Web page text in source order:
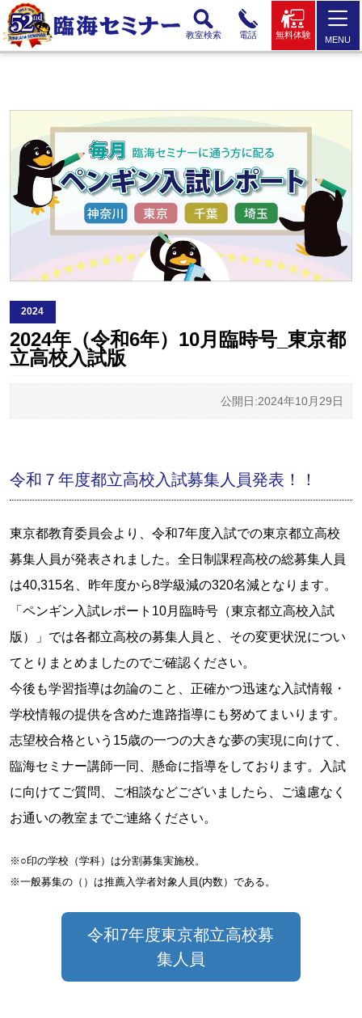
教室検索 電話 無料体験 MENU
2024
2024年（令和6年）10月臨時号_東京都
立高校入試版
公開日:2024年10月29日
令和７年度都立高校入試募集人員発表！！
東京都教育委員会より、令和7年度入試での東京都立高校
募集人員が発表されました。全日制課程高校の総募集人員
は40,315名、昨年度から8学級減の320名減となります。
「ペンギン入試レポート10月臨時号（東京都立高校入試
版）」では各都立高校の募集人員と、その変更状況につい
てとりまとめましたのでご確認ください。
今後も学習指導は勿論のこと、正確かつ迅速な入試情報・
学校情報の提供を含めた進路指導にも努めてまいります。
志望校合格という15歳の一つの大きな夢の実現に向けて、
臨海セミナー講師一同、懸命に指導をしております。入試
に向けてご質問、ご相談などございましたら、ご遠慮なく
お通いの教室までご連絡ください。
※○印の学校（学科）は分割募集実施校。
※一般募集の（）は推薦入学者対象人員(内数）である。
令和7年度東京都立高校募
集人員